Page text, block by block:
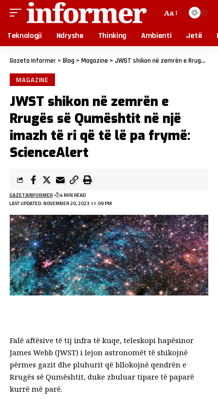
Aa
Teknologji Ndryshe Thinking Ambienti Jetë
Gazeta Informer > Blog > Magazine > JWST shikon në zemrën e Rrugës së Qumështit në një imazh të ri që të lë pa frymë: ScienceAlert
MAGAZINE
JWST shikon në zemrën e
Rrugës së Qumështit në një
imazh të ri që të lë pa frymë:
ScienceAlert
LAST UPDATED: NOVEMBER 20, 2023 11:09 PM
GAZETAINFORMER 4 MIN READ
Falë aftësive të tij infra të kuqe, teleskopi hapësinor
James Webb (JWST) i lejon astronomët të shikojnë
përmes gazit dhe pluhurit që bllokojnë qendrën e
Rrugës së Qumështit, duke zbuluar tipare të paparë
kurrë më parë.